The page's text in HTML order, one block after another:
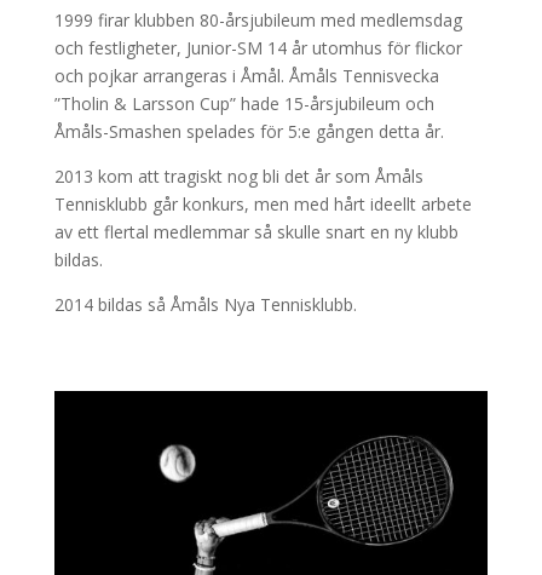
1999 firar klubben 80-årsjubileum med medlemsdag
och festligheter, Junior-SM 14 år utomhus för flickor
och pojkar arrangeras i Åmål. Åmåls Tennisvecka
”Tholin & Larsson Cup” hade 15-årsjubileum och
Åmåls-Smashen spelades för 5:e gången detta år.
2013 kom att tragiskt nog bli det år som Åmåls
Tennisklubb går konkurs, men med hårt ideellt arbete
av ett flertal medlemmar så skulle snart en ny klubb
bildas.
2014 bildas så Åmåls Nya Tennisklubb.